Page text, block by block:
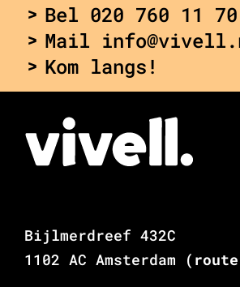
Bel 020 760 11 70
Mail
Kom langs!
Bijlmerdreef 432C
1102 AC Amsterdam